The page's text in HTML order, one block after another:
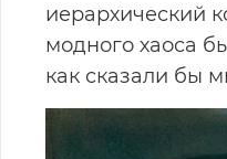
иерархический
модного хаоса
как сказали бы